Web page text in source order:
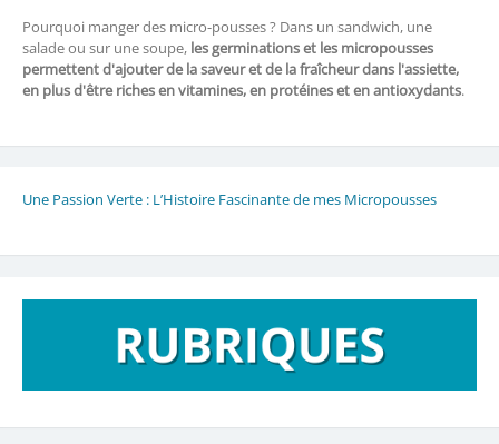
Pourquoi manger des micro-pousses ? Dans un sandwich, une
salade ou sur une soupe, les germinations et les micropousses
permettent d'ajouter de la saveur et de la fraîcheur dans l'assiette,
en plus d'être riches en vitamines, en protéines et en antioxydants.
Une Passion Verte : L’Histoire Fascinante de mes Micropousses